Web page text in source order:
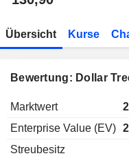
Übersicht Kurse
Bewertung: Dollar
Marktwert
Enterprise Value (EV)
Streubesitz